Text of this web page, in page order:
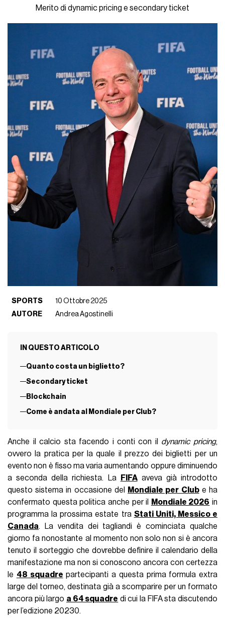
Merito di dynamic pricing e secondary ticket
SPORTS
10 Ottobre 2025
AUTORE
Andrea Agostinelli
IN QUESTO ARTICOLO
Quanto costa un biglietto?
Secondary ticket
Blockchain
Come è andata al Mondiale per Club?
Anche il calcio sta facendo i conti con il dynamic pricing,
ovvero la pratica per la quale il prezzo dei biglietti per un
evento non è fisso ma varia aumentando oppure diminuendo
a seconda della richiesta. La
FIFAaveva già introdotto
questo sistema in occasione del
Mondiale per Clube ha
confermato questa politica anche per il
Mondiale 2026 in
programma la prossima estate tra Stati Uniti, Messico e
Canada. La vendita dei tagliandi è cominciata qualche
giorno fa nonostante al momento non solo non si è ancora
tenuto il sorteggio che dovrebbe definire il calendario della
manifestazione ma non si conoscono ancora con certezza
le 48 squadre partecipanti a questa prima formula extra
large del torneo, destinata già a scomparire per un formato
ancora più largo a 64 squadre di cui la FIFA sta discutendo
per l’edizione 20230.